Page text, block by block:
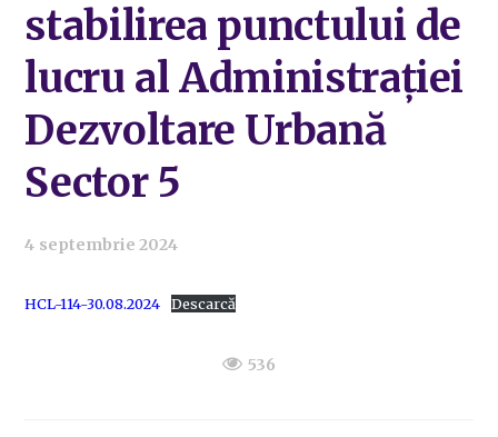
stabilirea punctului de
lucru al Administrației
Dezvoltare Urbană
Sector 5
4 septembrie 2024
HCL-114-30.08.2024 Descarcă
536